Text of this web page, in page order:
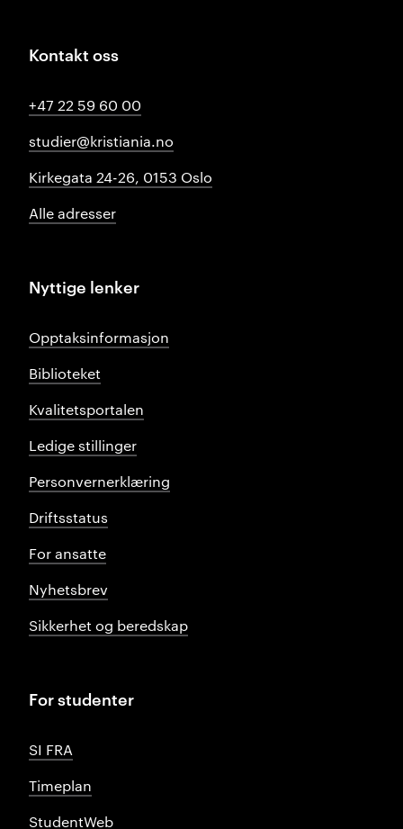
Kontakt oss
+47 22 59 60 00
studier@kristiania.no
Kirkegata 24-26, 0153 Oslo
Alle adresser
Nyttige lenker
Opptaksinformasjon
Biblioteket
Kvalitetsportalen
Ledige stillinger
Personvernerklæring
Driftsstatus
For ansatte
Nyhetsbrev
Sikkerhet og beredskap
For studenter
SI FRA
Timeplan
StudentWeb